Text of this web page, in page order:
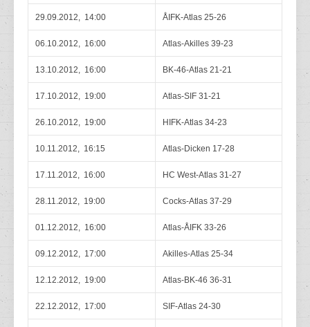
29.09.2012, 14:00 ÅIFK-Atlas 25-26
06.10.2012, 16:00 Atlas-Akilles 39-23
13.10.2012, 16:00 BK-46-Atlas 21-21
17.10.2012, 19:00 Atlas-SIF 31-21
26.10.2012, 19:00 HIFK-Atlas 34-23
10.11.2012, 16:15 Atlas-Dicken 17-28
17.11.2012, 16:00 HC West-Atlas 31-27
28.11.2012, 19:00 Cocks-Atlas 37-29
01.12.2012, 16:00 Atlas-ÅIFK 33-26
09.12.2012, 17:00 Akilles-Atlas 25-34
12.12.2012, 19:00 Atlas-BK-46 36-31
22.12.2012, 17:00 SIF-Atlas 24-30